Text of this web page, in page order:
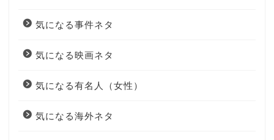
気になる事件ネタ
気になる映画ネタ
気になる有名人（女性）
気になる海外ネタ